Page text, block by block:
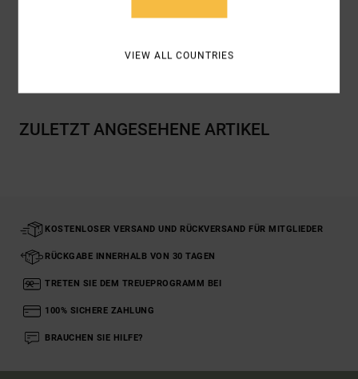
Versand & Rückversand
ZULETZT ANGESEHENE ARTIKEL
KOSTENLOSER VERSAND UND RÜCKVERSAND FÜR MITGLIEDER
RÜCKGABE INNERHALB VON 30 TAGEN
TRETEN SIE DEM TREUEPROGRAMM BEI
100% SICHERE ZAHLUNG
BRAUCHEN SIE HILFE?
VIEW ALL COUNTRIES